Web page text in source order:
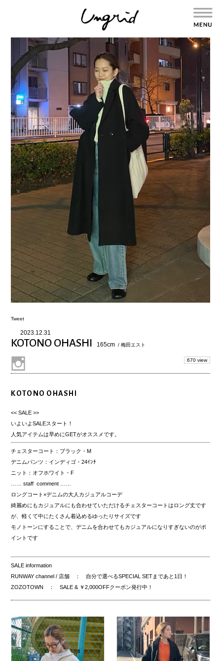
Tweet
2023.12.31
KOTONO OHASHI 165cm / 梅田エスト
670 view
KOTONO OHASHI
<< SALE >>
いよいよSALEスタート！
人気アイテムは早めにGETがオススメです。
チェスターコート：ブラック・M
デニムパンツ：インディゴ・24ｲﾝﾁ
ニット：オフホワイト・F
…… staff comment ……
ロングコート×デニムの大人カジュアルコーデ
綺麗めにもカジュアルにも合わせていただけるチェスターコートはロング丈です
が、軽くて中にたくさん着込めるゆったりサイズです
モノトーンにすることで、デニムを合わせてもカジュアルになりすぎないのがポ
イントです
SALE information
RUNWAY channel / 店舗 ： 自分で選べるSPECIAL SETまであと1日！
ZOZOTOWN ： SALE & ￥2,000OFFクーポン発行中！